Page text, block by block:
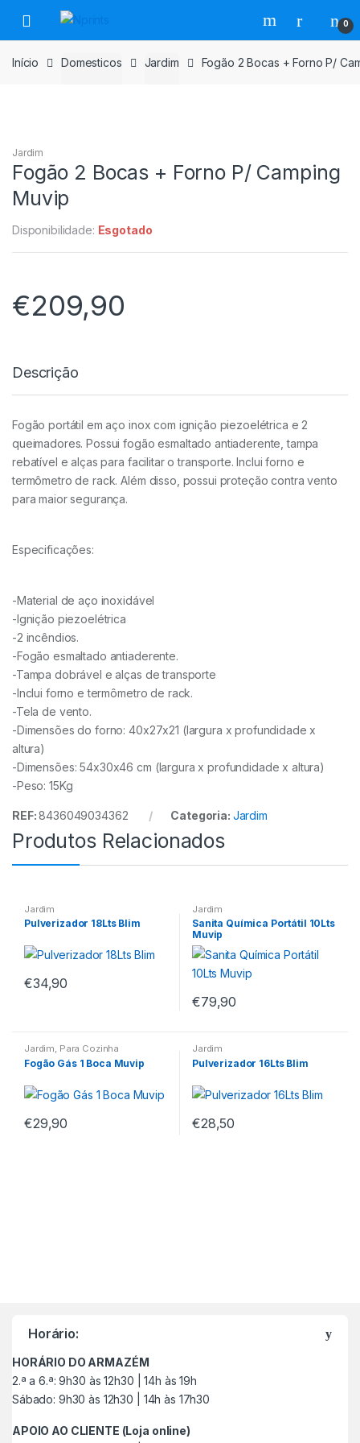
para
navegação
para
o
conteúdo
0
Início Domesticos Jardim Fogão 2 Bocas + Forno P/
Jardim
Fogão 2 Bocas + Forno P/ Camping
Muvip
Disponibilidade: Esgotado
€209,90
Descrição
Fogão portátil em aço inox com ignição piezoelétrica e 2
queimadores. Possui fogão esmaltado antiaderente, tampa
rebatível e alças para facilitar o transporte. Inclui forno e
termômetro de rack. Além disso, possui proteção contra vento
para maior segurança.
Especificações:
-Material de aço inoxidável
-Ignição piezoelétrica
-2 incêndios.
-Fogão esmaltado antiaderente.
-Tampa dobrável e alças de transporte
-Inclui forno e termômetro de rack.
-Tela de vento.
-Dimensões do forno: 40x27x21 (largura x profundidade x
altura)
-Dimensões: 54x30x46 cm (largura x profundidade x altura)
-Peso: 15Kg
REF:8436049034362 Categoria: Jardim
Produtos Relacionados
Jardim
Pulverizador 18Lts Blim
€34,90
Jardim
Sanita Química Portátil 10Lts
Muvip
€79,90
Jardim, Para Cozinha
Fogão Gás 1 Boca Muvip
€29,90
Jardim
Pulverizador 16Lts Blim
€28,50
Horário:
HORÁRIO DO ARMAZÉM
2.ª a 6.ª: 9h30 às 12h30 | 14h às 19h
Sábado: 9h30 às 12h30 | 14h às 17h30
APOIO AO CLIENTE (Loja online)